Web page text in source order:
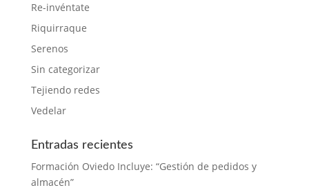
Re-invéntate
Riquirraque
Serenos
Sin categorizar
Tejiendo redes
Vedelar
Entradas recientes
Formación Oviedo Incluye: “Gestión de pedidos y
almacén”